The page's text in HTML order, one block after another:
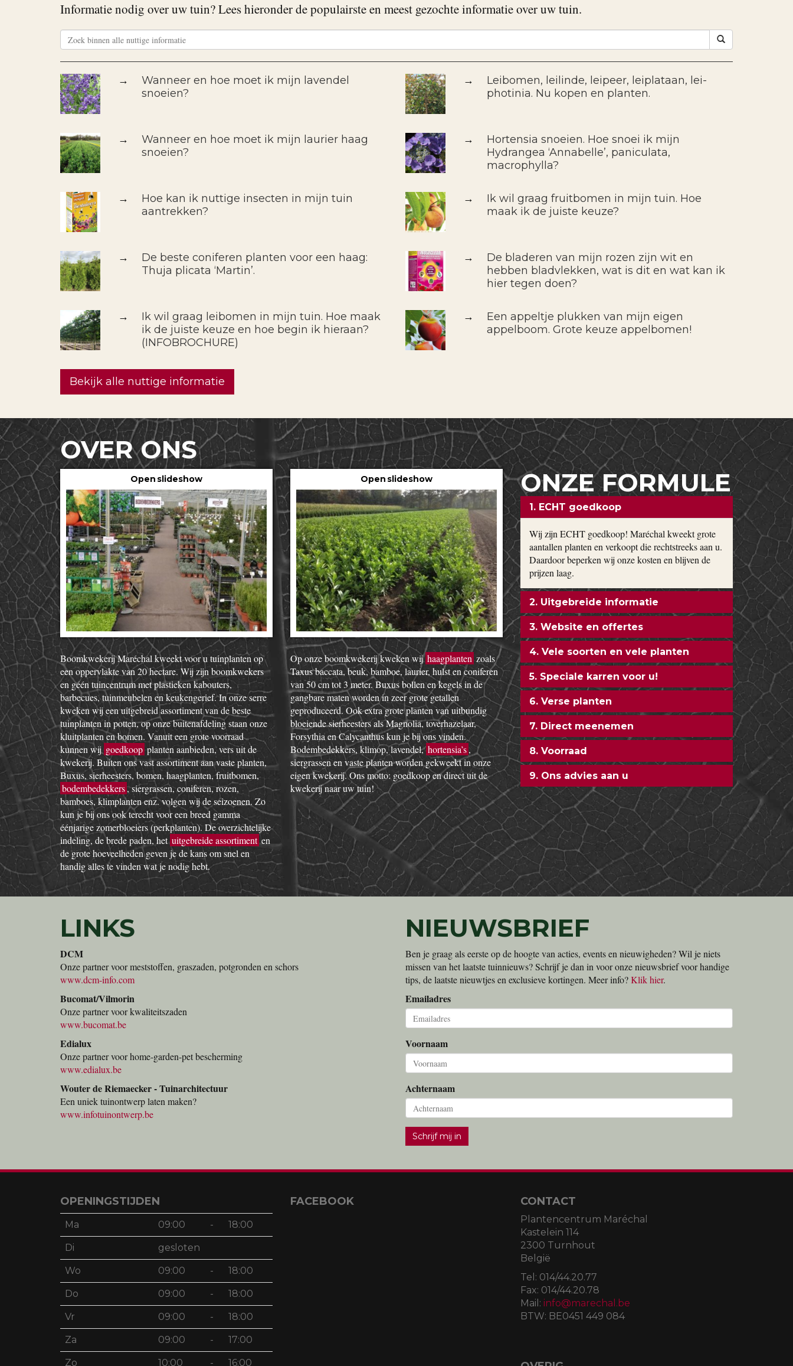
Informatie nodig over uw tuin? Lees hieronder de populairste en meest gezochte informatie over uw tuin.
→
Wanneer en hoe moet ik mijn lavendel
snoeien?
→
Leibomen, leilinde, leipeer, leiplataan, lei-
photinia. Nu kopen en planten.
→
Wanneer en hoe moet ik mijn laurier haag
snoeien?
→
Hortensia snoeien. Hoe snoei ik mijn
Hydrangea ‘Annabelle’, paniculata,
macrophylla?
→
Hoe kan ik nuttige insecten in mijn tuin
aantrekken?
→
Ik wil graag fruitbomen in mijn tuin. Hoe
maak ik de juiste keuze?
→
De beste coniferen planten voor een haag:
Thuja plicata ‘Martin’.
→
De bladeren van mijn rozen zijn wit en
hebben bladvlekken, wat is dit en wat kan ik
hier tegen doen?
→
Ik wil graag leibomen in mijn tuin. Hoe maak
ik de juiste keuze en hoe begin ik hieraan?
(INFOBROCHURE)
→
Een appeltje plukken van mijn eigen
appelboom. Grote keuze appelbomen!
Bekijk alle nuttige informatie
OVER ONS
Open slideshow
Boomkwekerij Maréchal kweekt voor u tuinplanten op
een oppervlakte van 20 hectare. Wij zijn boomkwekers
en géén tuincentrum met plastieken kabouters,
barbecues, tuinmeubelen en keukengerief. In onze serre
kweken wij een uitgebreid assortiment van de beste
tuinplanten in potten, op onze buitenafdeling staan onze
kluitplanten en bomen. Vanuit een grote voorraad
kunnen wij goedkoop planten aanbieden, vers uit de
kwekerij. Buiten ons vast assortiment aan vaste planten,
Buxus, sierheesters, bomen, haagplanten, fruitbomen,
bodembedekkers, siergrassen, coniferen, rozen,
bamboes, klimplanten enz. volgen wij de seizoenen. Zo
kun je bij ons ook terecht voor een breed gamma
éénjarige zomerbloeiers (perkplanten). De overzichtelijke
indeling, de brede paden, hetuitgebreide assortimenten
de grote hoeveelheden geven je de kans om snel en
handig alles te vinden wat je nodig hebt.
Open slideshow
Op onze boomkwekerij kweken wijhaagplanten zoals
Taxus baccata, beuk, bamboe, laurier, hulst en coniferen
van 50 cm tot 3 meter. Buxus bollen en kegels in de
gangbare maten worden in zeer grote getallen
geproduceerd. Ook extra grote planten van uitbundig
bloeiende sierheesters als Magnolia, toverhazelaar,
Forsythia en Calycanthus kun je bij ons vinden.
Bodembedekkers, klimop, lavendel,hortensia’s,
siergrassen en vaste planten worden gekweekt in onze
eigen kwekerij. Ons motto: goedkoop en direct uit de
kwekerij naar uw tuin!
ONZE FORMULE
1. ECHT goedkoop
Wij zijn ECHT goedkoop! Maréchal kweekt grote
aantallen planten en verkoopt die rechtstreeks aan u.
Daardoor beperken wij onze kosten en blijven de
prijzen laag.
2. Uitgebreide informatie
3. Website en offertes
4. Vele soorten en vele planten
5. Speciale karren voor u!
6. Verse planten
7. Direct meenemen
8. Voorraad
9. Ons advies aan u
LINKS
DCM
Onze partner voor meststoffen, graszaden, potgronden en schors
www.dcm-info.com
Bucomat/Vilmorin
Onze partner voor kwaliteitszaden
www.bucomat.be
Edialux
Onze partner voor home-garden-pet bescherming
www.edialux.be
Wouter de Riemaecker - Tuinarchitectuur
Een uniek tuinontwerp laten maken?
www.infotuinontwerp.be
NIEUWSBRIEF
Ben je graag als eerste op de hoogte van acties, events en nieuwigheden? Wil je niets
missen van het laatste tuinnieuws? Schrijf je dan in voor onze nieuwsbrief voor handige
tips, de laatste nieuwtjes en exclusieve kortingen. Meer info?Klik hier.
Emailadres
Voornaam
Achternaam
Schrijf mij in
OPENINGSTIJDEN
Ma 09:00 - 18:00
Di gesloten
Wo 09:00 - 18:00
Do 09:00 - 18:00
Vr 09:00 - 18:00
Za 09:00 - 17:00
Zo 10:00 - 16:00
FACEBOOK CONTACT
Plantencentrum Maréchal
Kastelein 114
2300 Turnhout
België
Tel: 014/44.20.77
Fax: 014/44.20.78
Mail: info@marechal.be
BTW: BE0451 449 084